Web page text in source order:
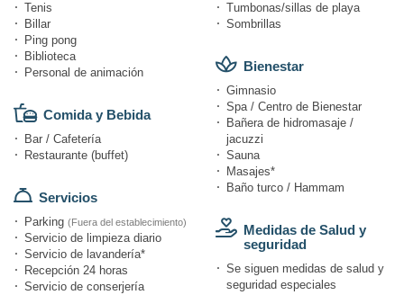
Tenis
Billar
Ping pong
Biblioteca
Personal de animación
Comida y Bebida
Bar / Cafetería
Restaurante (buffet)
Servicios
Parking (Fuera del establecimiento)
Servicio de limpieza diario
Servicio de lavandería*
Recepción 24 horas
Servicio de conserjería
Tumbonas/sillas de playa
Sombrillas
Bienestar
Gimnasio
Spa / Centro de Bienestar
Bañera de hidromasaje /
jacuzzi
Sauna
Masajes*
Baño turco / Hammam
Medidas de Salud y
seguridad
Se siguen medidas de salud y
seguridad especiales